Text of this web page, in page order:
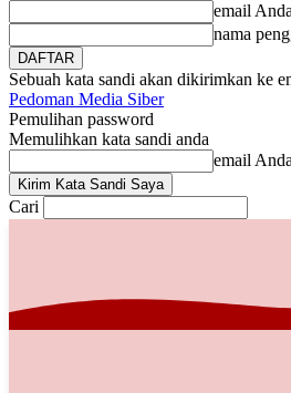
email Anda
nama
Sebuah kata sandi akan dikirimkan ke
Pedoman Media Siber
Pemulihan password
Memulihkan kata sandi anda
email Anda
Cari